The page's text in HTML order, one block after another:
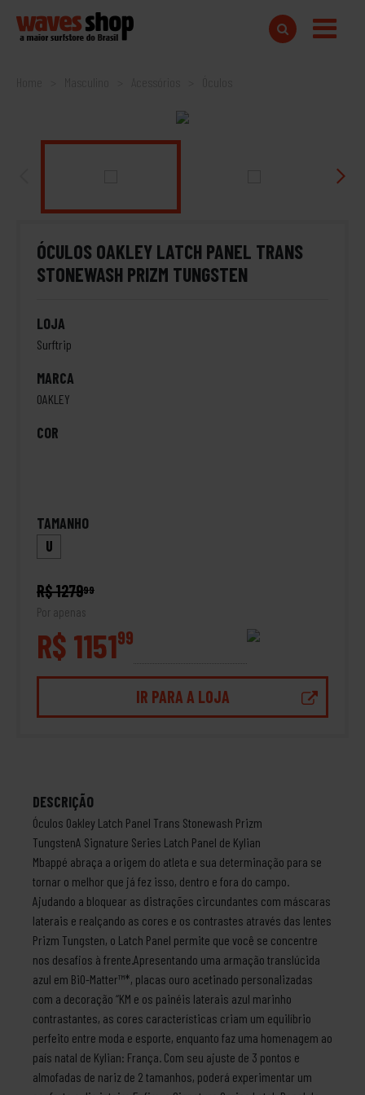
Home
ÓCULOS OAKLEY LATCH PANEL TRANS
STONEWASH PRIZM TUNGSTEN
LOJA
Surftrip
MARCA
OAKLEY
COR
TAMANHO
U
R$ 127999
Por apenas
R$ 115199
IR PARA A LOJA
DESCRIÇÃO
Óculos Oakley Latch Panel Trans Stonewash Prizm
TungstenA Signature Series Latch Panel de Kylian
Mbappé abraça a origem do atleta e sua determinação para se
tornar o melhor que já fez isso, dentro e fora do campo.
Ajudando a bloquear as distrações circundantes com máscaras
laterais e realçando as cores e os contrastes através das lentes
Prizm Tungsten, o Latch Panel permite que você se concentre
nos desafios à frente.Apresentando uma armação translúcida
azul em BiO-Matter™*, placas ouro acetinado personalizadas
com a decoração “KM e os painéis laterais azul marinho
contrastantes, as cores características criam um equilíbrio
perfeito entre moda e esporte, enquanto faz uma homenagem ao
país natal de Kylian: França. Com seu ajuste de 3 pontos e
almofadas de nariz de 2 tamanhos, poderá experimentar um